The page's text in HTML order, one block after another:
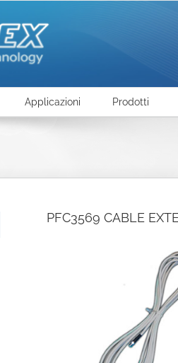
Applicazioni Prodotti
PFC3569 CABLE